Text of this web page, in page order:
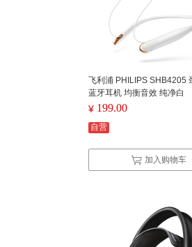
飞利浦 PHILIPS SHB4205
蓝牙耳机 均衡音效 纯净白
¥ 199.00
自营
加入购物车